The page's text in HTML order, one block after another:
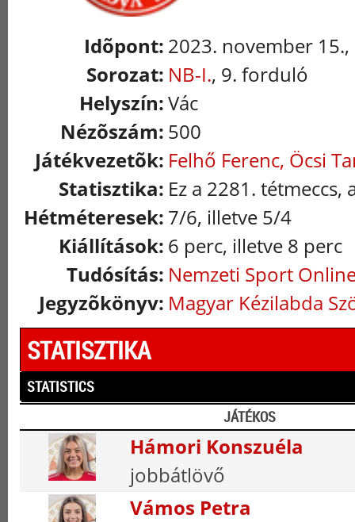
Idõpont: 2023. november 15.,
Sorozat: NB-I., 9. forduló
Helyszín:Vác
Nézõszám: 500
Játékvezetõk: Felhő Ferenc, Öcsi
Statisztika: Ez a 2281. tétmeccs,
Hétméteresek: 7/6, illetve 5/4
Kiállítások: 6 perc, illetve 8 perc
Tudósítás: Nemzeti Sport
Jegyzõkönyv: Magyar Kézilabda
STATISZTIKA
STATISTICS
JÁTÉKOS
Hámori Konszuéla
jobbátlövő
Vámos Petra